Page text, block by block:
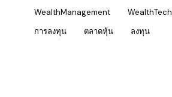
WealthManagement
WealthTech
การลงทุน
ตลาดหุ้น ลงทุน